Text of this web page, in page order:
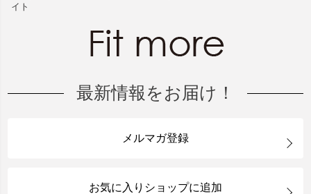
イト
最新情報をお届け！
メルマガ登録
お気に入りショップに追加